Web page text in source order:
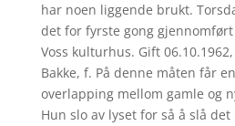
har noen liggende brukt.
det for fyrste gong
Voss kulturhus. Gift
Bakke, f. På denne måten får
overlapping mellom gamle og
Hun slo av lyset for så å slå